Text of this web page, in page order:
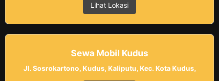
Lihat Lokasi
Sewa Mobil Kudus
Jl. Sosrokartono, Kudus, Kaliputu, Kec. Kota Kudus,